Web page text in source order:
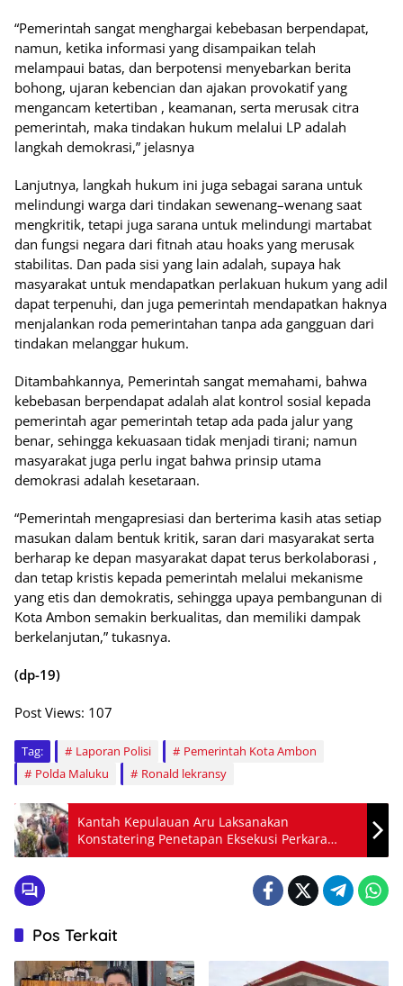
“Pemerintah sangat menghargai kebebasan berpendapat,
namun, ketika informasi yang disampaikan telah
melampaui batas, dan berpotensi menyebarkan berita
bohong, ujaran kebencian dan ajakan provokatif yang
mengancam ketertiban , keamanan, serta merusak citra
pemerintah, maka tindakan hukum melalui LP adalah
langkah demokrasi,” jelasnya
Lanjutnya, langkah hukum ini juga sebagai sarana untuk
melindungi warga dari tindakan sewenang–wenang saat
mengkritik, tetapi juga sarana untuk melindungi martabat
dan fungsi negara dari fitnah atau hoaks yang merusak
stabilitas. Dan pada sisi yang lain adalah, supaya hak
masyarakat untuk mendapatkan perlakuan hukum yang adil
dapat terpenuhi, dan juga pemerintah mendapatkan haknya
menjalankan roda pemerintahan tanpa ada gangguan dari
tindakan melanggar hukum.
Ditambahkannya, Pemerintah sangat memahami, bahwa
kebebasan berpendapat adalah alat kontrol sosial kepada
pemerintah agar pemerintah tetap ada pada jalur yang
benar, sehingga kekuasaan tidak menjadi tirani; namun
masyarakat juga perlu ingat bahwa prinsip utama
demokrasi adalah kesetaraan.
“Pemerintah mengapresiasi dan berterima kasih atas setiap
masukan dalam bentuk kritik, saran dari masyarakat serta
berharap ke depan masyarakat dapat terus berkolaborasi ,
dan tetap kristis kepada pemerintah melalui mekanisme
yang etis dan demokratis, sehingga upaya pembangunan di
Kota Ambon semakin berkualitas, dan memiliki dampak
berkelanjutan,” tukasnya.
(dp-19)
Post Views: 107
Tag: Laporan Polisi
Pemerintah Kota Ambon
Polda Maluku
Ronald lekransy
Kantah Kepulauan Aru Laksanakan
Konstatering Penetapan Eksekusi Perkara
Perdata
Pos Terkait